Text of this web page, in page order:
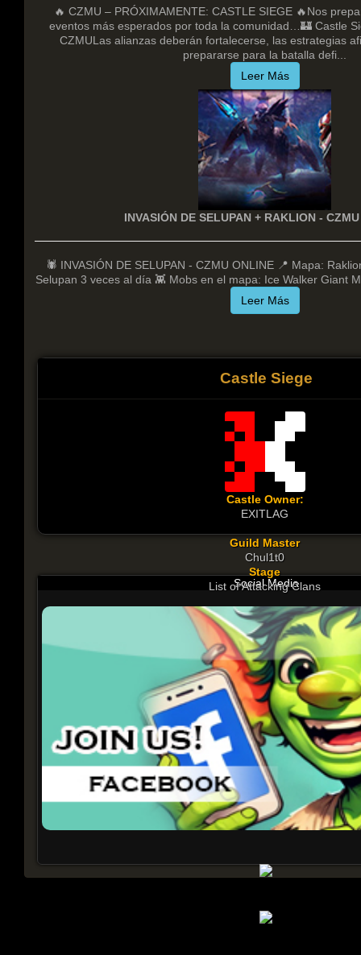
🔥 CZMU – PRÓXIMAMENTE: CASTLE SIEGE 🔥Nos
eventos más esperados por toda la comunidad…🏰 Castle
CZMULas alianzas deberán fortalecerse, las estrategias
prepararse para la batalla defi...
Leer Más
INVASIÓN DE SELUPAN + RAKLION -
🕷️ INVASIÓN DE SELUPAN - CZMU ONLINE 📍 Mapa:
Selupan 3 veces al día 👾 Mobs en el mapa: Ice Walker Giant
Leer Más
Castle Siege
Castle Owner:
EXITLAG
Guild Master
Chul1t0
Stage
List of Attacking Clans
Castle Siege Battle
¡Castle Siege en progreso!
Click aqui para ver Mas info
Social Media